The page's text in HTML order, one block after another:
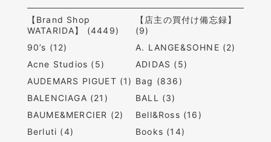
【Brand Shop
WATARIDA】 (4449)
【店主の買付け備忘録】
(9)
90’s (12)
A. LANGE&SOHNE (2)
Acne Studios (5)
ADIDAS (5)
AUDEMARS PIGUET (1) Bag (836)
BALENCIAGA (21)
BALL (3)
BAUME&MERCIER (2)
Bell&Ross (16)
Berluti (4)
Books (14)